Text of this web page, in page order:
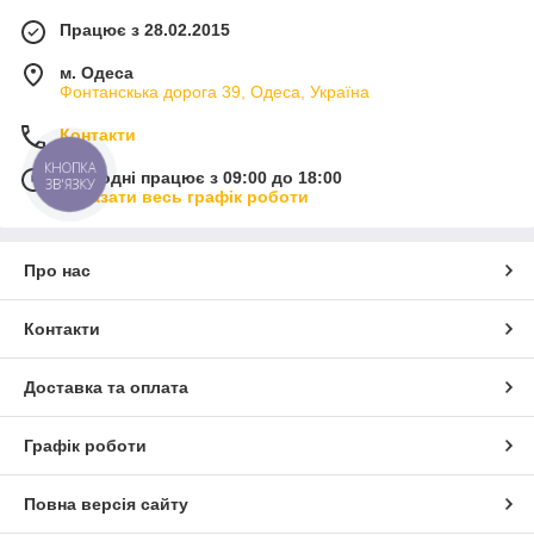
Працює з 28.02.2015
м. Одеса
Фонтанскька дорога 39, Одеса, Україна
Контакти
Сьогодні працює з 09:00 до 18:00
Показати весь графік роботи
Про нас
Контакти
Доставка та оплата
Графік роботи
Повна версія сайту
КНОПКА
ЗВ'ЯЗКУ